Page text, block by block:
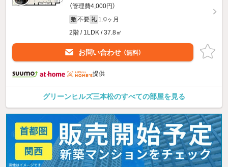
（管理費4,000円）
敷 不要 礼 1.0ヶ月
2階 / 1LDK / 37.8㎡
お問い合わせ （無料）
提供
グリーンヒルズ三本松のすべての部屋を見る